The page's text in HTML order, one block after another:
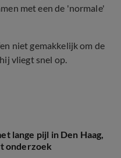
met een de 'normale'
niet gemakkelijk om de
vliegt snel op.
lange pijl in Den Haag,
onderzoek